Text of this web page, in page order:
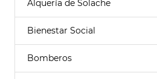
Alquería de Solache
Bienestar Social
Bomberos